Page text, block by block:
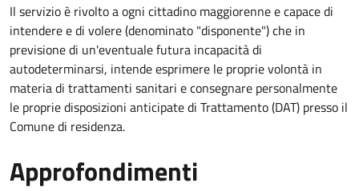
Il servizio è rivolto a ogni cittadino maggiorenne e capace di
intendere e di volere (denominato "disponente") che in
previsione di un'eventuale futura incapacità di
autodeterminarsi, intende esprimere le proprie volontà in
materia di trattamenti sanitari e consegnare personalmente
le proprie disposizioni anticipate di Trattamento (DAT) presso il
Comune di residenza.
Approfondimenti